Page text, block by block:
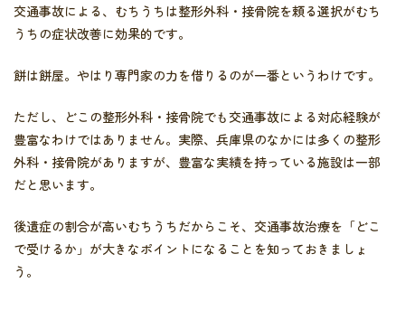
交通事故による、むちうちは整形外科・接骨院を頼る選択がむち
うちの症状改善に効果的です。
餅は餅屋。やはり専門家の力を借りるのが一番というわけです。
ただし、どこの整形外科・接骨院でも交通事故による対応経験が
豊富なわけではありません。実際、兵庫県のなかには多くの整形
外科・接骨院がありますが、豊富な実績を持っている施設は一部
だと思います。
後遺症の割合が高いむちうちだからこそ、交通事故治療を「どこ
で受けるか」が大きなポイントになることを知っておきましょ
う。